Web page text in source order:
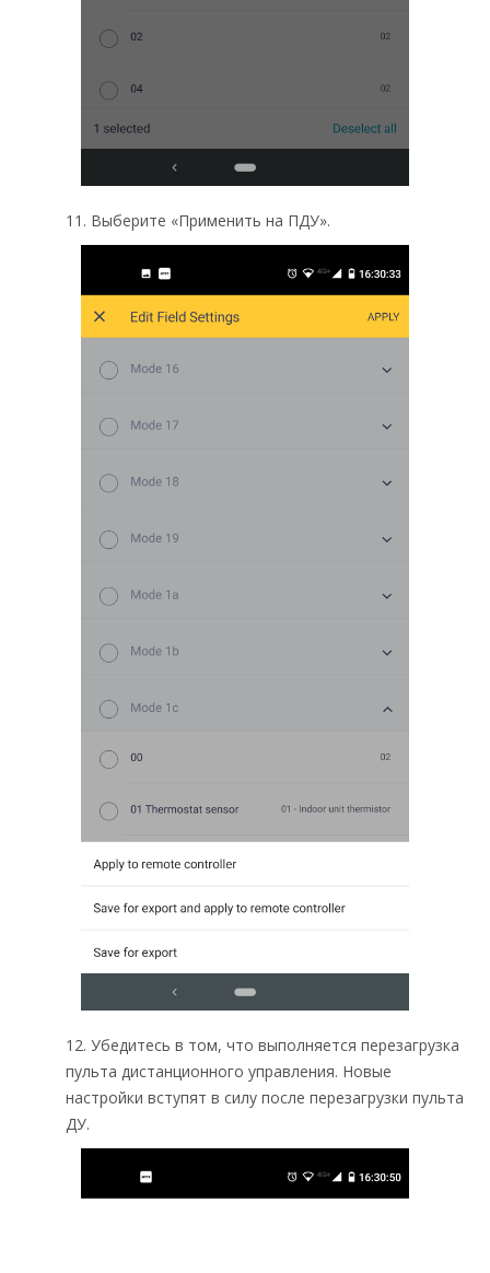
11. Выберите «Применить на ПДУ».
12. Убедитесь в том, что выполняется перезагрузка
пульта дистанционного управления. Новые
настройки вступят в силу после перезагрузки пульта
ДУ.